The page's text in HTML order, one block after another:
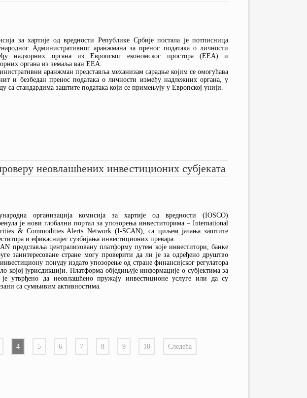
за хартије од вредности Републике Србије постала је потписница
Административног аранжмана за пренос података о личности
надзорних органа из Европског економског простора (EEA) и
органа из земаља ван EEA.
аранжман представља механизам сарадње којим се омогућава
и безбедан пренос података о личности између надлежних органа, у
са стандардима заштите података који се примењују у Европској унији.
неовлашћених инвестиционих субјеката
организација комисија за хартије од вредности (IOSCO)
је нови глобални портал за упозорења инвеститорима – International
& Commodities Alerts Network (I-SCAN), са циљем јачања заштите
и ефикаснијег сузбијања инвестиционих превара.
представља централизовану платформу путем које инвеститори, банке
заинтересоване стране могу проверити да ли је за одређено друштво
понуду издато упозорење од стране финансијског регулатора
којој јурисдикцији. Платформа обједињује информације о субјектима за
је утврђено да неовлашћено пружају инвестиционе услуге или да су
са сумњивим активностима.
4 5 6 7 8 9 10 Следећа